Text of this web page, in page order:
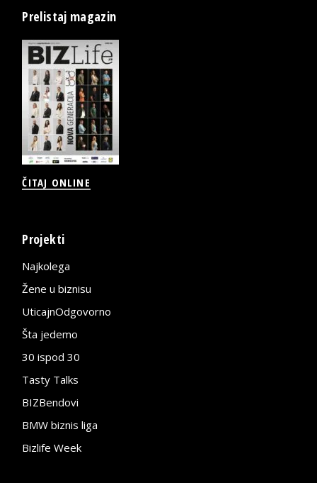
Prelistaj magazin
ČITAJ ONLINE
Projekti
Najkolega
Žene u biznisu
UticajnOdgovorno
Šta jedemo
30 ispod 30
Tasty Talks
BIZBendovi
BMW biznis liga
Bizlife Week